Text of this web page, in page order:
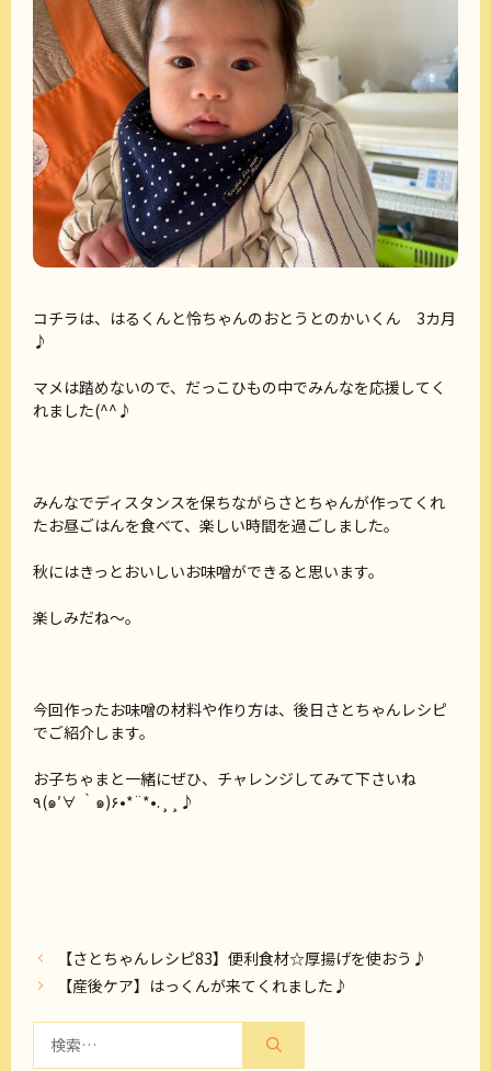
コチラは、はるくんと怜ちゃんのおとうとのかいくん 3カ月
♪
マメは踏めないので、だっこひもの中でみんなを応援してく
れました(^^♪
みんなでディスタンスを保ちながらさとちゃんが作ってくれ
たお昼ごはんを食べて、楽しい時間を過ごしました。
秋にはきっとおいしいお味噌ができると思います。
楽しみだね～。
今回作ったお味噌の材料や作り方は、後日さとちゃんレシピ
でご紹介します。
お子ちゃまと一緒にぜひ、チャレンジしてみて下さいね
٩(๑′∀ ‵๑)۶•*¨*•.¸¸♪
【さとちゃんレシピ83】便利食材☆厚揚げを使おう♪
【産後ケア】はっくんが来てくれました♪